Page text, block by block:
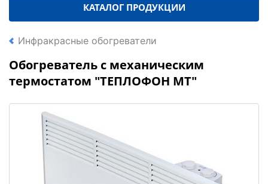
КАТАЛОГ ПРОДУКЦИИ
Инфракрасные обогреватели
Обогреватель с механическим
термостатом "ТЕПЛОФОН МT"